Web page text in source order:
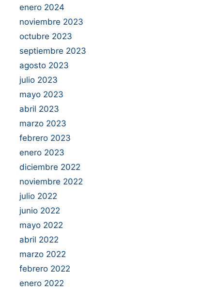
enero 2024
noviembre 2023
octubre 2023
septiembre 2023
agosto 2023
julio 2023
mayo 2023
abril 2023
marzo 2023
febrero 2023
enero 2023
diciembre 2022
noviembre 2022
julio 2022
junio 2022
mayo 2022
abril 2022
marzo 2022
febrero 2022
enero 2022